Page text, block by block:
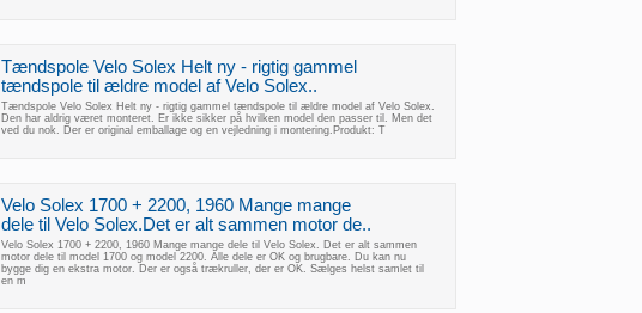
Tændspole Velo Solex Helt ny - rigtig gammel
tændspole til ældre model af Velo Solex..
Tændspole Velo Solex Helt ny - rigtig gammel tændspole til ældre model af Velo Solex.
Den har aldrig været monteret. Er ikke sikker på hvilken model den passer til. Men det
ved du nok. Der er original emballage og en vejledning i montering.Produkt: T
Velo Solex 1700 + 2200, 1960 Mange mange
dele til Velo Solex.Det er alt sammen motor de..
Velo Solex 1700 + 2200, 1960 Mange mange dele til Velo Solex. Det er alt sammen
motor dele til model 1700 og model 2200. Alle dele er OK og brugbare. Du kan nu
bygge dig en ekstra motor. Der er også trækruller, der er OK. Sælges helst samlet til
en m